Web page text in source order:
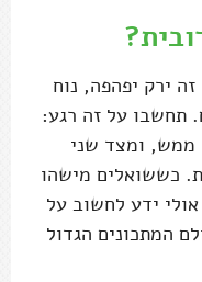
ירק יפהפה, נוח
תחשבו על זה רגע:
ממש, ומצד שני
כששואלים מישהו
ידע לחשוב על
המתכונים הגדול